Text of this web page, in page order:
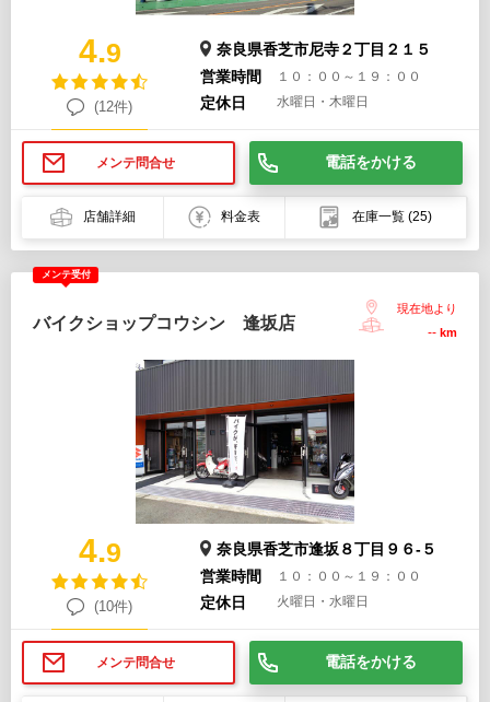
4.9
(12件)
奈良県香芝市尼寺２丁目２１５
営業時間
１０：００～１９：００
定休日 水曜日・木曜日
メンテ問合せ 電話をかける
店舗詳細 料金表 在庫一覧 (25)
メンテ受付
バイクショップコウシン 逢坂店
現在地より
-- km
4.9
(10件)
奈良県香芝市逢坂８丁目９６-５
営業時間
１０：００～１９：００
定休日 火曜日・水曜日
メンテ問合せ 電話をかける